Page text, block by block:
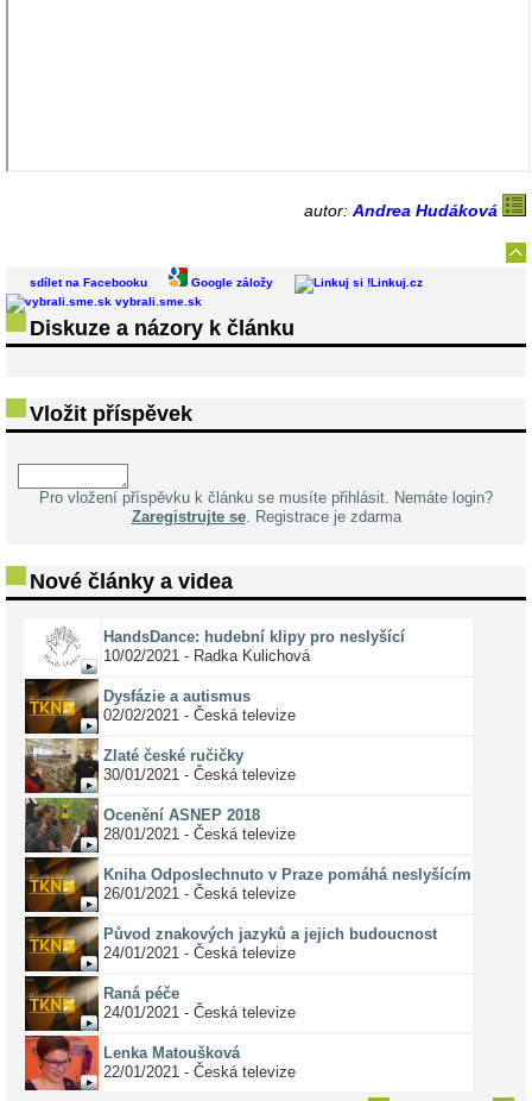
autor: Andrea Hudáková
sdílet na Facebooku Google záložy
Linkuj.cz
vybrali.sme.sk
Diskuze a názory k článku
Vložit příspěvek
Pro vložení příspěvku k článku se musíte přihlásit. Nemáte login?
Zaregistrujte se. Registrace je zdarma
Nové články a videa
HandsDance: hudební klipy pro neslyšící
10/02/2021 - Radka Kulichová
Dysfázie a autismus
02/02/2021 - Česká televize
Zlaté české ručičky
30/01/2021 - Česká televize
Ocenění ASNEP 2018
28/01/2021 - Česká televize
Kniha Odposlechnuto v Praze pomáhá neslyšícím
26/01/2021 - Česká televize
Původ znakových jazyků a jejich budoucnost
24/01/2021 - Česká televize
Raná péče
24/01/2021 - Česká televize
Lenka Matoušková
22/01/2021 - Česká televize